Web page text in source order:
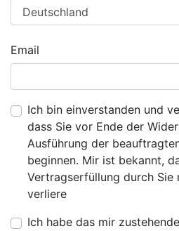
Email
Ich bin einverstanden und
dass Sie vor Ende der
Ausführung der
beginnen. Mir ist bekannt,
Vertragserfüllung durch Sie
verliere
Ich habe das mir zustehende